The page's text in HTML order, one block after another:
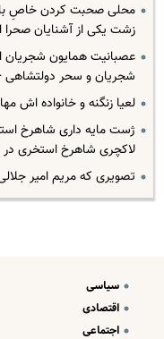
محلی صحبت کردن خاصِ
زشت یکی از آشنایان صحرا
عصبانیت همایون شجریان
شجریان و سحر
لعیا زنگنه و خانواده اش
ژست مایه داری شاهرخ
لاکچری شاهرخ استخری
تصویری که مریم امیر
سیاسی
اقتصادی
اجتماعی